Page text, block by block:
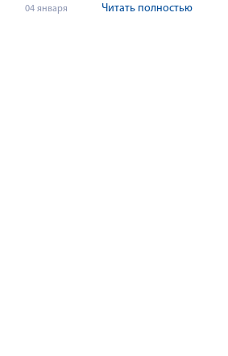
04 января
Читать полностью